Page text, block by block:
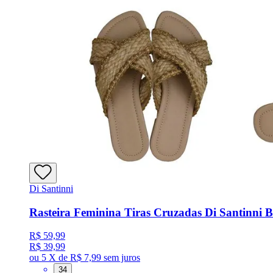
Di Santinni
Rasteira Feminina Tiras Cruzadas Di Santinni
R$ 59,99
R$ 39,99
ou 5 X de R$ 7,99 sem juros
34